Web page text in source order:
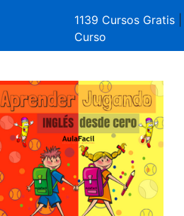
1139 Cursos Gratis
Curso